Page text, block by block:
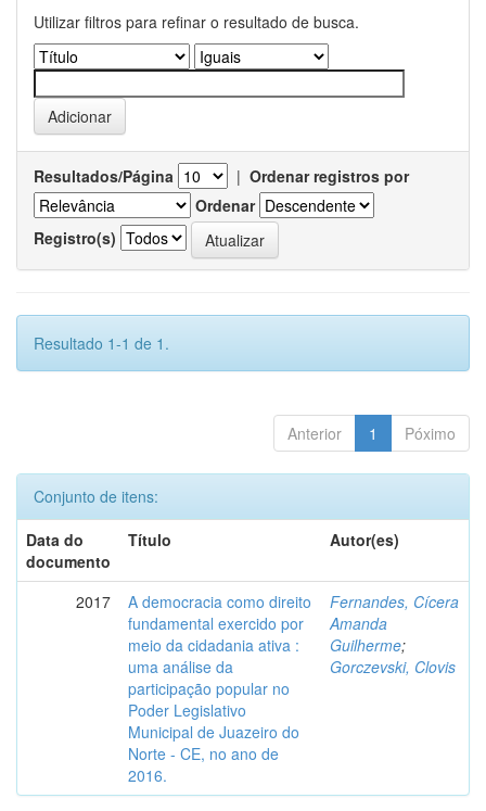
Utilizar filtros para refinar o resultado de busca.
Resultados/Página | Ordenar registros por
Ordenar
Registro(s)
Resultado 1-1 de 1.
Anterior 1 Póximo
Conjunto de itens:
Data do
documento
Título Autor(es)
2017
A democracia como direito
fundamental exercido por
meio da cidadania ativa :
uma análise da
participação popular no
Poder Legislativo
Municipal de Juazeiro do
Norte - CE, no ano de
2016.
Fernandes, Cícera
Amanda
Guilherme;
Gorczevski, Clovis